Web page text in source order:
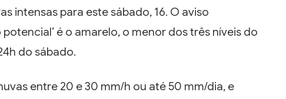
intensas para este sábado, 16. O aviso
é o amarelo, o menor dos três níveis do
do sábado.
entre 20 e 30 mm/h ou até 50 mm/dia, e